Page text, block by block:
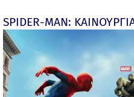
SPIDER-MAN: